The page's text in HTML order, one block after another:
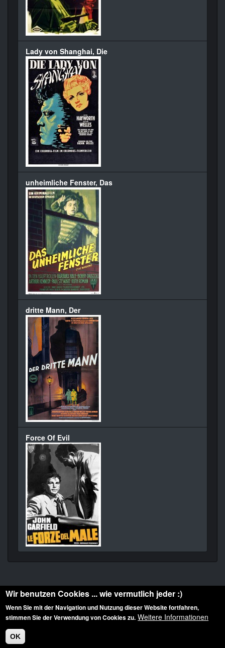
Lady von Shanghai, Die
unheimliche Fenster, Das
dritte Mann, Der
Force Of Evil
Diese Website ist urheberrechtlich geschützt: © 2010-2026 der Film Noir de. Alle
Rechte vorbehalten.
Wir benutzen Cookies ... wie vermutlich jeder :)
Wenn Sie mit der Navigation und Nutzung dieser Website fortfahren,
stimmen Sie der Verwendung von Cookies zu. Weitere Informationen
OK